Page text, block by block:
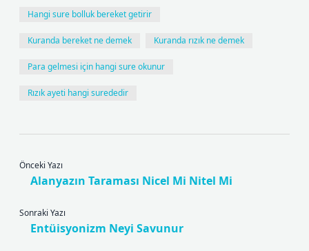
Hangi sure bolluk bereket getirir
Kuranda bereket ne demek Kuranda rızık ne demek
Para gelmesi için hangi sure okunur
Rızık ayeti hangi surededir
Önceki Yazı
Alanyazın Taraması Nicel Mi Nitel Mi
Sonraki Yazı
Entüisyonizm Neyi Savunur